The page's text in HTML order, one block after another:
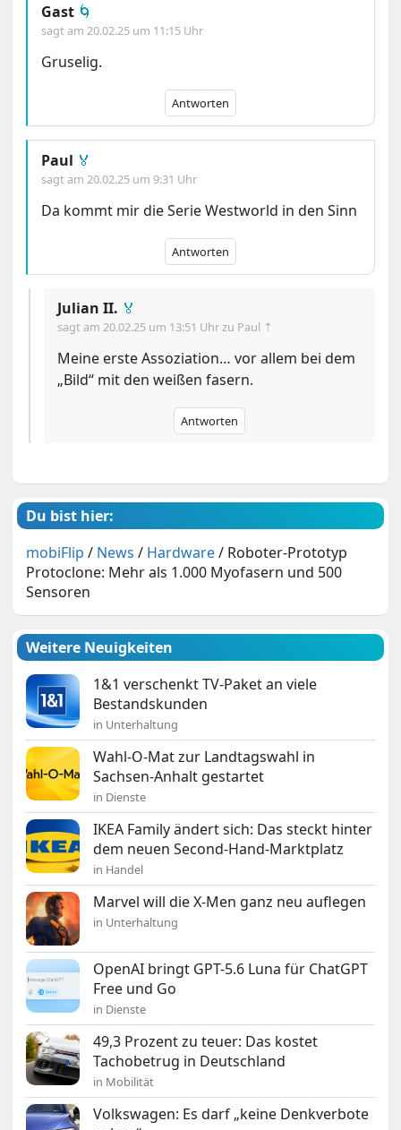
Gast 🌀
sagt am20.02.25 um 11:15 Uhr
Gruselig.
Antworten
Paul 🏅
sagt am20.02.25 um 9:31 Uhr
Da kommt mir die Serie Westworld in den Sinn
Antworten
Julian II. 🏅
sagt am20.02.25 um 13:51 Uhrzu Paul ⇡
Meine erste Assoziation… vor allem bei dem
„Bild“ mit den weißen fasern.
Antworten
Du bist hier:
mobiFlip / News / Hardware/ Roboter-Prototyp
Protoclone: Mehr als 1.000 Myofasern und 500
Sensoren
Weitere Neuigkeiten
1&1 verschenkt TV-Paket an viele
Bestandskunden
in Unterhaltung
Wahl-O-Mat zur Landtagswahl in
Sachsen-Anhalt gestartet
in Dienste
IKEA Family ändert sich: Das steckt hinter
dem neuen Second-Hand-Marktplatz
in Handel
Marvel will die X-Men ganz neu auflegen
in Unterhaltung
OpenAI bringt GPT-5.6 Luna für ChatGPT
Free und Go
in Dienste
49,3 Prozent zu teuer: Das kostet
Tachobetrug in Deutschland
in Mobilität
Volkswagen: Es darf „keine Denkverbote